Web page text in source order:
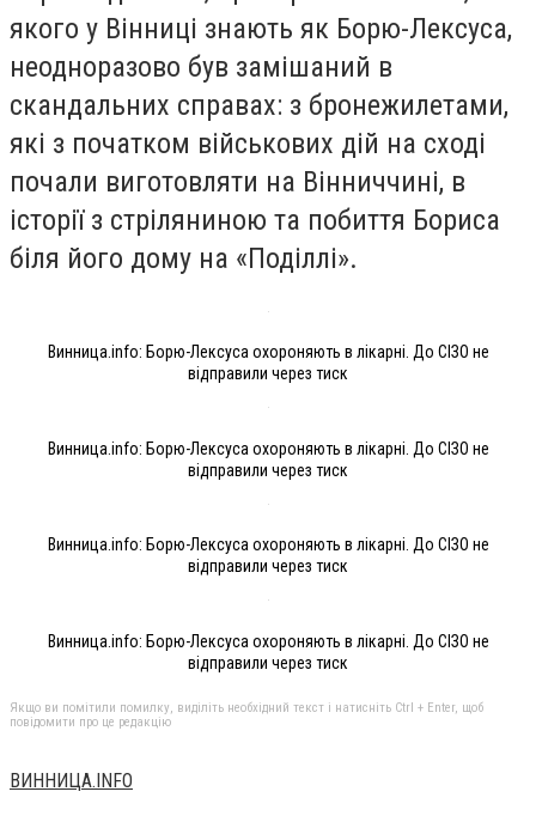
якого у Вінниці знають як Борю-Лексуса,
неодноразово був замішаний в
скандальних справах: з бронежилетами,
які з початком військових дій на сході
почали виготовляти на Вінниччині, в
історії з стріляниною та побиття Бориса
біля його дому на «Поділлі».
Винница.info: Борю-Лексуса охороняють в лікарні. До СІЗО не
відправили через тиск
Винница.info: Борю-Лексуса охороняють в лікарні. До СІЗО не
відправили через тиск
Винница.info: Борю-Лексуса охороняють в лікарні. До СІЗО не
відправили через тиск
Винница.info: Борю-Лексуса охороняють в лікарні. До СІЗО не
відправили через тиск
Якщо ви помітили помилку, виділіть необхідний текст і натисніть Ctrl + Enter, щоб
повідомити про це редакцію
ВИННИЦА.INFO